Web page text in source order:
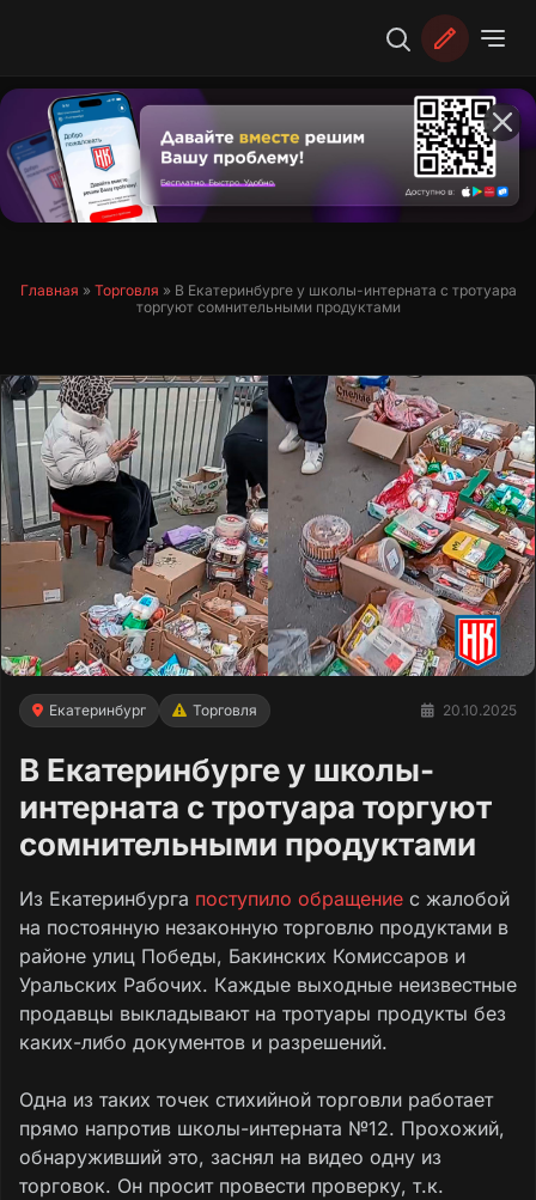
Главная » Торговля » В Екатеринбурге у школы-интерната с тротуара
торгуют сомнительными продуктами
Екатеринбург Торговля 20.10.2025
В Екатеринбурге у школы-
интерната с тротуара торгуют
сомнительными продуктами
Из Екатеринбурга поступило обращение с жалобой
на постоянную незаконную торговлю продуктами в
районе улиц Победы, Бакинских Комиссаров и
Уральских Рабочих. Каждые выходные неизвестные
продавцы выкладывают на тротуары продукты без
каких-либо документов и разрешений.
Одна из таких точек стихийной торговли работает
прямо напротив школы-интерната №12. Прохожий,
обнаруживший это, заснял на видео одну из
торговок. Он просит провести проверку, т.к.